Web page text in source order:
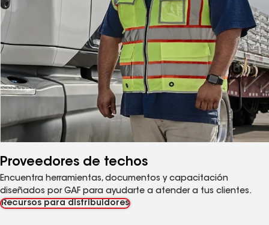
Proveedores de techos
Encuentra herramientas, documentos y capacitación
diseñados por GAF para ayudarte a atender a tus clientes.
Recursos para distribuidores